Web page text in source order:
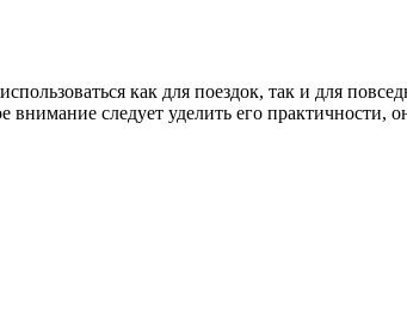
как для поездок, так и для
следует уделить его практичности,